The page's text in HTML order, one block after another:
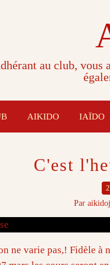
au club,
AIKIDO IAÏDO
C'est
Par
ne varie pas,! Fidèle à